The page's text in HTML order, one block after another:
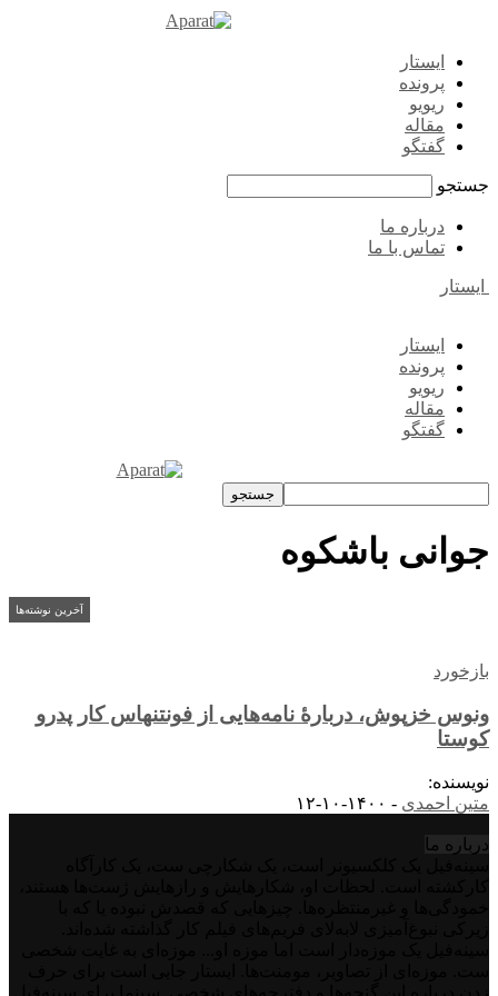
ایستار
پرونده
ریویو
مقاله
گفتگو
جستجو
درباره ما
تماس با ما
ایستار
ایستار
پرونده
ریویو
مقاله
گفتگو
جوانی باشکوه
آخرین نوشته‌ها
بازخورد
ونوس خزپوش، دربارۀ نامه‌هایی از فونتنهاس کار پدرو
کوستا
نویسنده:
متین احمدی - ۱۴۰۰-۱۰-۱۲
درباره‌ ما